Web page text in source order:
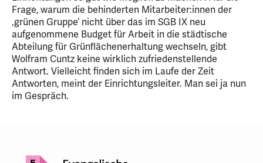
Frage, warum die behinderten Mitarbeiter:innen der
‚grünen Gruppe‘ nicht über das im SGB IX neu
aufgenommene Budget für Arbeit in die städtische
Abteilung für Grünflächenerhaltung wechseln, gibt
Wolfram Cuntz keine wirklich zufriedenstellende
Antwort. Vielleicht finden sich im Laufe der Zeit
Antworten, meint der Einrichtungsleiter. Man sei ja nun
im Gespräch.